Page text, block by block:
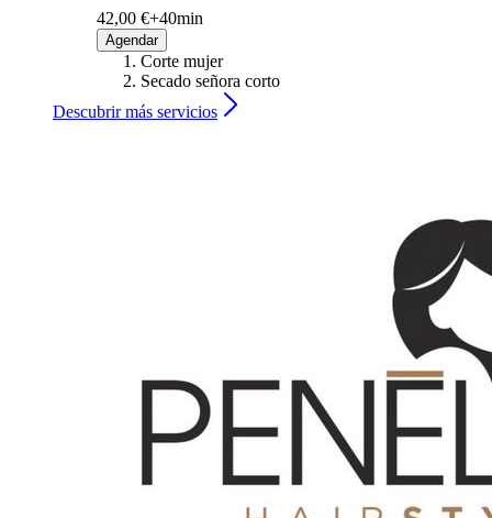
42,00 €+40min
Agendar
Corte mujer
Secado señora corto
Descubrir más servicios